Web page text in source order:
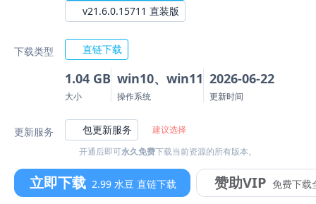
v21.6.0.15711 直装版
下载类型 直链下载
1.04 GB
大小
win10、win11
操作系统
2026-06-22
更新时间
更新服务 包更新服务
建议选择
开通后即可永久免费下载当前资源的所有版本。
立即下载 2.99 水豆 直链下载 赞助VIP 免费下载